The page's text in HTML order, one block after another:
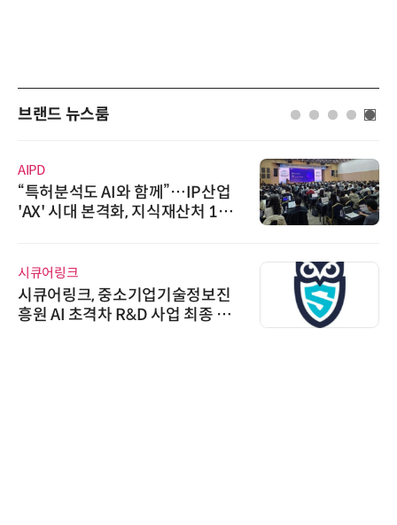
브랜드 뉴스룸
AIPD
“특허분석도 AI와 함께”…IP산업
'AX' 시대 본격화, 지식재산처 1호
시큐어링크
시큐어링크, 중소기업기술정보진
흥원 AI 초격차 R&D 사업 최종 선